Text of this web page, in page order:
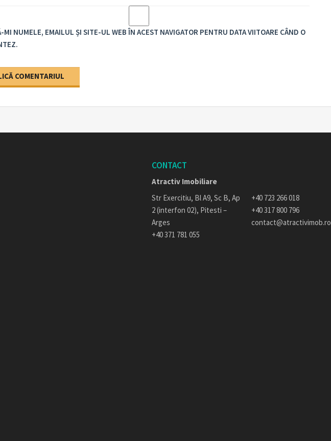
MI NUMELE, EMAILUL ȘI SITE-UL WEB ÎN ACEST NAVIGATOR PENTRU DATA VIITOARE CÂND O
CONTACT
Atractiv Imobiliare
Str Exercitiu, Bl A9, Sc B, Ap
2 (interfon 02), Pitesti –
Arges
+40 371 781 055
+40 723 266 018
+40 317 800 796
contact@atractivimob.ro